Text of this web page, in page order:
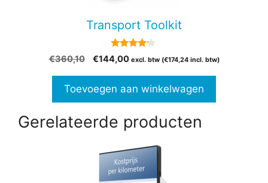
Transport Toolkit
4.00
van 5
€360,10
Oorspronkelijke
€360,10.
€144,00Huidige
€144,00.
excl. btw (€174,24incl. btw)
Toevoegen aan winkelwagen
Gerelateerde producten